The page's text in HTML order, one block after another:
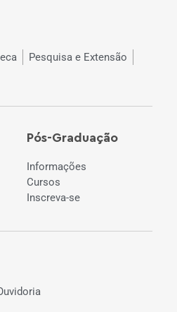
Pesquisa e Extensão
Pós-Graduação
Informações
Cursos
Inscreva-se